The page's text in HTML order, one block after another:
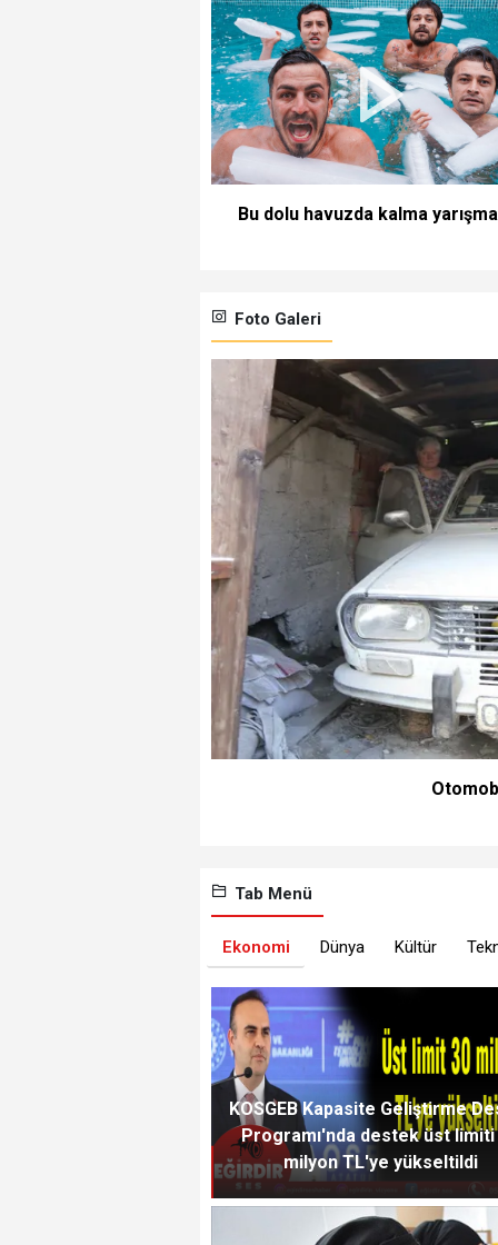
Bu dolu havuzda kalma
Foto Galeri
Tab Menü
Ekonomi Dünya Kültür
KOSGEB Kapasite Geliştirme
Programı'nda destek üst limiti
milyon TL'ye yükseltildi